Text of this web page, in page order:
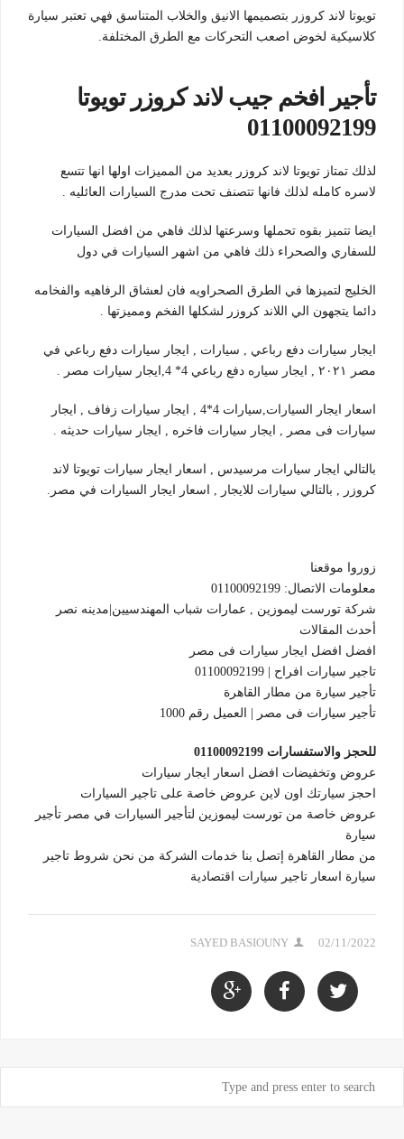
تويوتا لاند كروزر بتصميمها الانيق والخلاب المتناسق فهي تعتبر سيارة
كلاسيكية لخوض اصعب التحركات مع الطرق المختلفة.
تأجير افخم جيب لاند كروزر تويوتا
01100092199
لذلك تمتاز تويوتا لاند كروزر بعديد من المميزات اولها انها تتسع
لاسره كامله لذلك فانها تتصنف تحت مدرج السيارات العائليه .
ايضا تتميز بقوه تحملها وسرعتها لذلك فاهي من افضل السيارات
للسفاري والصحراء ذلك فاهي من اشهر السيارات في دول
الخليج لتميزها في الطرق الصحراويه فان لعشاق الرفاهيه والفخامه
دائما يتجهون الي اللاند كروزر لشكلها الفخم ومميزتها .
ايجار سيارات دفع رباعي , سيارات , ايجار سيارات دفع رباعي في
مصر ٢٠٢١ , ايجار سياره دفع رباعي 4* 4,ايجار سيارات مصر .
اسعار ايجار السيارات,سيارات 4*4 , ايجار سيارات زفاف , ايجار
سيارات فى مصر , ايجار سيارات فاخره , ايجار سيارات حديثه .
بالتالي ايجار سيارات مرسيدس , اسعار ايجار سيارات تويوتا لاند
كروزر , بالتالي سيارات للايجار , اسعار ايجار السيارات في مصر.
زوروا موقعنا
معلومات الاتصال: 01100092199
شركة تورست ليموزين , عمارات شباب المهندسيين|مدينه نصر
أحدث المقالات
افضل افضل ايجار سيارات فى مصر
تاجير سيارات افراح | 01100092199
تأجير سيارة من مطار القاهرة
تأجير سيارات فى مصر | العميل رقم 1000
للحجز والاستفسارات 01100092199
عروض وتخفيضات افضل اسعار ايجار سيارات
احجز سيارتك اون لاين عروض خاصة على تاجير السيارات
عروض خاصة من تورست ليموزين لتأجير السيارات في مصر تأجير
سيارة
من مطار القاهرة إتصل بنا خدمات الشركة من نحن شروط تاجير
سيارة اسعار تاجير سيارات اقتصادية
02/11/2022
SAYED BASIOUNY